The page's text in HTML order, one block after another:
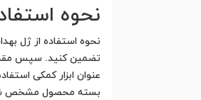
نحوه
نحوه استفاده از ژل
تضمین کنید. سپس
عنوان ابزار کمکی
بسته محصول مشخص شده